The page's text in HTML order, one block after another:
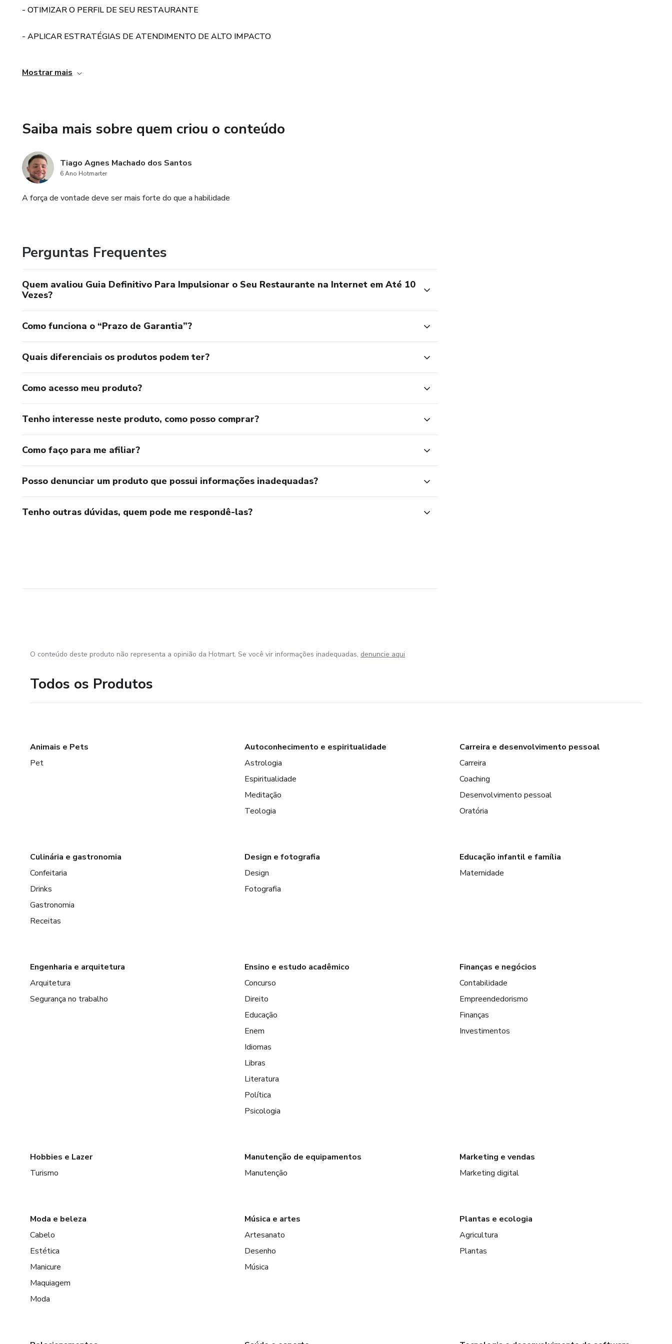
apresentada é útil para implementar em seu restaurante, fique tranquilo. Garantimos o
- OTIMIZAR O PERFIL DE SEU RESTAURANTE
- APLICAR ESTRATÉGIAS DE ATENDIMENTO DE ALTO IMPACTO
Mostrar mais
Saiba mais sobre quem criou o conteúdo
Tiago Agnes Machado dos Santos
6 Ano Hotmarter
A força de vontade deve ser mais forte do que a habilidade
Perguntas Frequentes
Quem avaliou Guia Definitivo Para Impulsionar o Seu Restaurante na Internet em Até 10
Vezes?
Como funciona o “Prazo de Garantia”?
Quais diferenciais os produtos podem ter?
Como acesso meu produto?
Tenho interesse neste produto, como posso comprar?
Como faço para me afiliar?
Posso denunciar um produto que possui informações inadequadas?
Tenho outras dúvidas, quem pode me respondê-las?
O conteúdo deste produto não representa a opinião da Hotmart. Se você vir informações inadequadas, denuncie aqui
Todos os Produtos
Animais e Pets
Pet
Autoconhecimento e espiritualidade
Astrologia
Espiritualidade
Meditação
Teologia
Carreira e desenvolvimento pessoal
Carreira
Coaching
Desenvolvimento pessoal
Oratória
Culinária e gastronomia
Confeitaria
Drinks
Gastronomia
Receitas
Design e fotografia
Design
Fotografia
Educação infantil e família
Maternidade
Engenharia e arquitetura
Arquitetura
Segurança no trabalho
Ensino e estudo acadêmico
Concurso
Direito
Educação
Enem
Idiomas
Libras
Literatura
Política
Psicologia
Finanças e negócios
Contabilidade
Empreendedorismo
Finanças
Investimentos
Hobbies e Lazer
Turismo
Manutenção de equipamentos
Manutenção
Marketing e vendas
Marketing digital
Moda e beleza
Cabelo
Estética
Manicure
Maquiagem
Moda
Música e artes
Artesanato
Desenho
Música
Plantas e ecologia
Agricultura
Plantas